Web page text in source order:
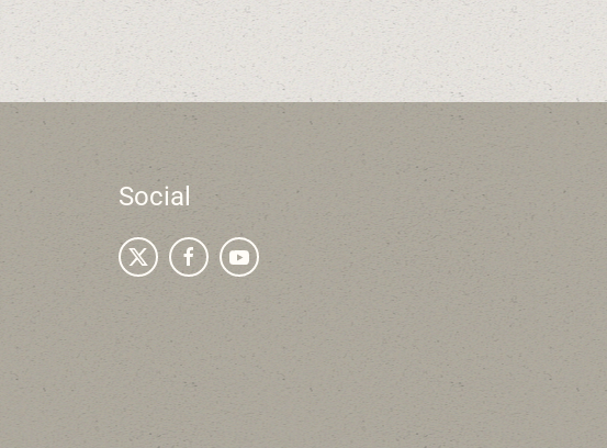
Social